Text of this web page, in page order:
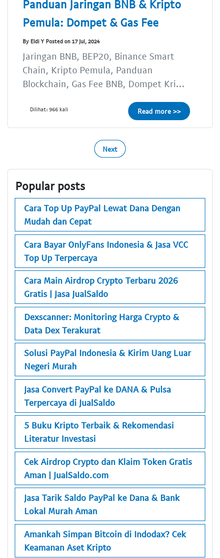
Panduan Jaringan BNB & Kripto
Pemula: Dompet & Gas Fee
By Eldi Y Posted on 17 Jul, 2024
Jaringan BNB, BEP20, Binance Smart
Chain, Kripto Pemula, Panduan
Blockchain, Gas Fee BNB, Dompet Kri...
Dilihat: 966 kali Read more >>
Next
Popular posts
Cara Top Up PayPal Lewat Dana Dengan
Mudah dan Cepat
Cara Bayar OnlyFans Indonesia & Jasa VCC
Top Up Terpercaya
Cara Main Airdrop Crypto Terbaru 2026
Gratis | Jasa JualSaldo
Dexscanner: Monitoring Harga Crypto &
Data Dex Terakurat
Solusi PayPal Indonesia & Kirim Uang Luar
Negeri Murah
Jasa Convert PayPal ke DANA & Pulsa
Terpercaya di JualSaldo
5 Buku Kripto Terbaik & Rekomendasi
Literatur Investasi
Cek Airdrop Crypto dan Klaim Token Gratis
Aman | JualSaldo.com
Jasa Tarik Saldo PayPal ke Dana & Bank
Lokal Murah Aman
Amankah Simpan Bitcoin di Indodax? Cek
Keamanan Aset Kripto